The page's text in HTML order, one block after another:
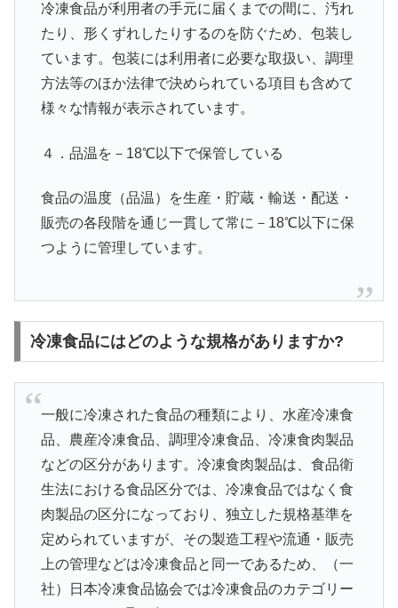
冷凍食品が利用者の手元に届くまでの間に、汚れ
たり、形くずれしたりするのを防ぐため、包装し
ています。包装には利用者に必要な取扱い、調理
方法等のほか法律で決められている項目も含めて
様々な情報が表示されています。
４．品温を－18℃以下で保管している
食品の温度（品温）を生産・貯蔵・輸送・配送・
販売の各段階を通じ一貫して常に－18℃以下に保
つように管理しています。
冷凍食品にはどのような規格がありますか?
一般に冷凍された食品の種類により、水産冷凍食
品、農産冷凍食品、調理冷凍食品、冷凍食肉製品
などの区分があります。冷凍食肉製品は、食品衛
生法における食品区分では、冷凍食品ではなく食
肉製品の区分になっており、独立した規格基準を
定められていますが、その製造工程や流通・販売
上の管理などは冷凍食品と同一であるため、（一
社）日本冷凍食品協会では冷凍食品のカテゴリー